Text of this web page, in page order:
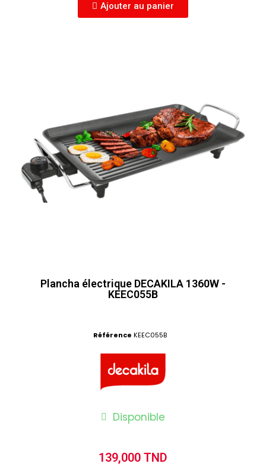
Ajouter au panier
Plancha électrique DECAKILA 1360W -
KEEC055B
Référence KEEC055B
Disponible
139,000 TND